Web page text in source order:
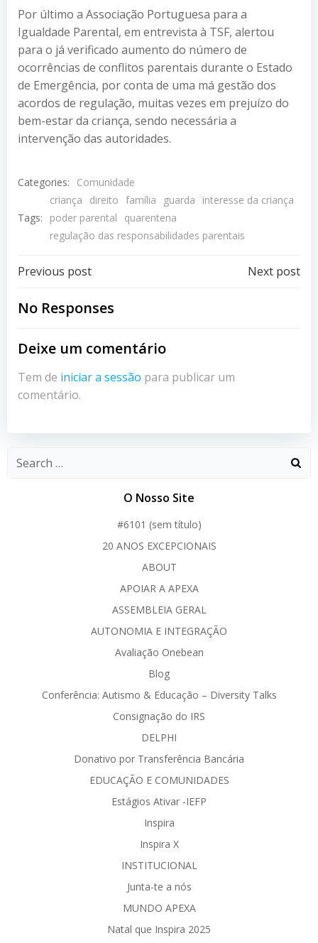
Por último a Associação Portuguesa para a
Igualdade Parental, em entrevista à TSF, alertou
para o já verificado aumento do número de
ocorrências de conflitos parentais durante o Estado
de Emergência, por conta de uma má gestão dos
acordos de regulação, muitas vezes em prejuízo do
bem-estar da criança, sendo necessária a
intervenção das autoridades.
Categories: Comunidade
Tags:
criança direito família guarda
interesse da criança
poder parental
quarentena
regulação das responsabilidades parentais
Post
navigation
Previous post Next post
No Responses
Deixe um comentário
Tem de iniciar a sessão para publicar um
comentário.
O Nosso Site
#6101 (sem título)
20 ANOS EXCEPCIONAIS
ABOUT
APOIAR A APEXA
ASSEMBLEIA GERAL
AUTONOMIA E INTEGRAÇÃO
Avaliação Onebean
Blog
Conferência: Autismo & Educação – Diversity Talks
Consignação do IRS
DELPHI
Donativo por Transferência Bancária
EDUCAÇÃO E COMUNIDADES
Estágios Ativar -IEFP
Inspira
Inspira X
INSTITUCIONAL
Junta-te a nós
MUNDO APEXA
Natal que Inspira 2025